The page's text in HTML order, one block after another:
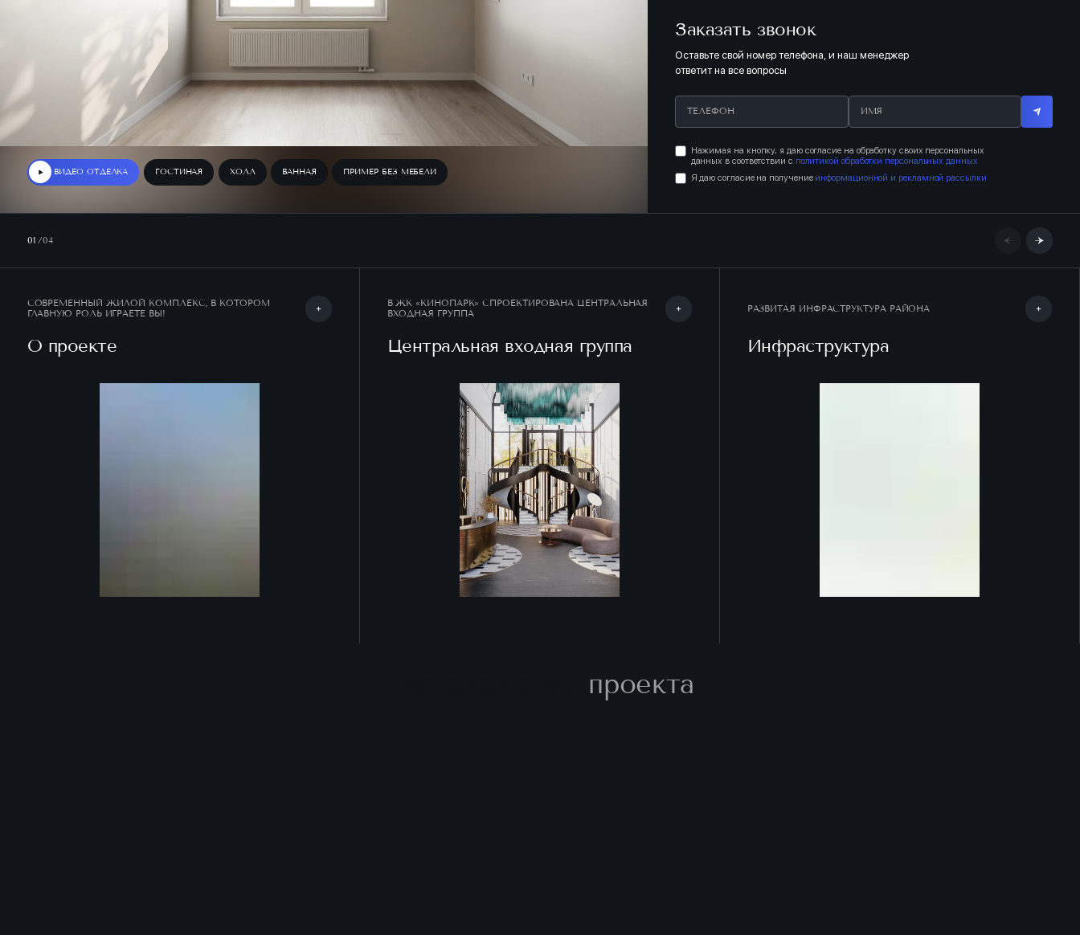
ВИДЕО ОТДЕЛКА ГОСТИНАЯ ХОЛЛ ВАННАЯ ПРИМЕР БЕЗ МЕБЕЛИ
Заказать звонок
Оставьте свой номер телефона, и наш менеджер
ответит на все вопросы
Нажимая на кнопку, я даю согласие на обработку своих персональных
данных в соответствии с политикой обработки персональных данных
Я даю согласие на получение информационной и рекламной рассылки
01 /04
СОВРЕМЕННЫЙ ЖИЛОЙ КОМПЛЕКС, В КОТОРОМ
ГЛАВНУЮ РОЛЬ ИГРАЕТЕ ВЫ!
О проекте
В ЖК «КИНОПАРК» СПРОЕКТИРОВАНА ЦЕНТРАЛЬНАЯ
ВХОДНАЯ ГРУППА
Центральная входная группа
РАЗВИТАЯ ИНФРАСТРУКТУРА РАЙОНА
Инфраструктура
проекта